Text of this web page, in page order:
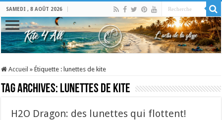
SAMEDI , 8 AOÛT 2026
Accueil » Étiquette : lunettes de kite
Tag Archives: lunettes de kite
H2O Dragon: des lunettes qui flottent!